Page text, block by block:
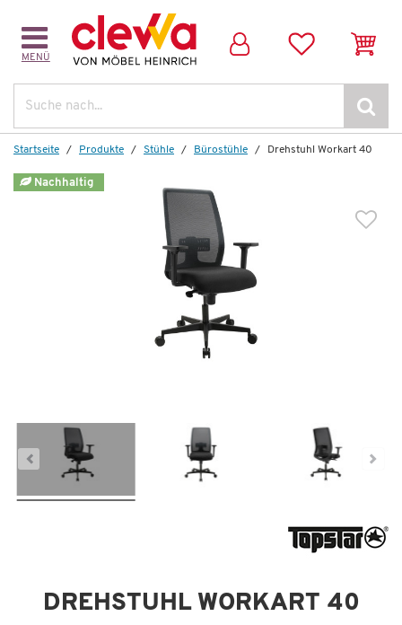
MENÜ
Startseite Produkte Stühle Bürostühle Drehstuhl Workart 40
Nachhaltig
DREHSTUHL WORKART 40